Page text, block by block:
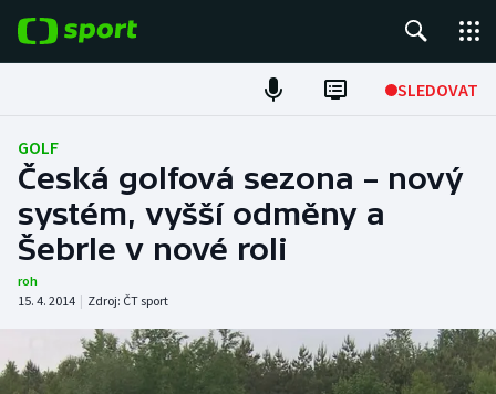
SLEDOVAT
Fotbal
Hokej
Tenis
Atletika
Cyklistika
GOLF
Česká golfová sezona – nový
systém, vyšší odměny a
Šebrle v nové roli
roh
15. 4. 2014 | Zdroj: ČT sport